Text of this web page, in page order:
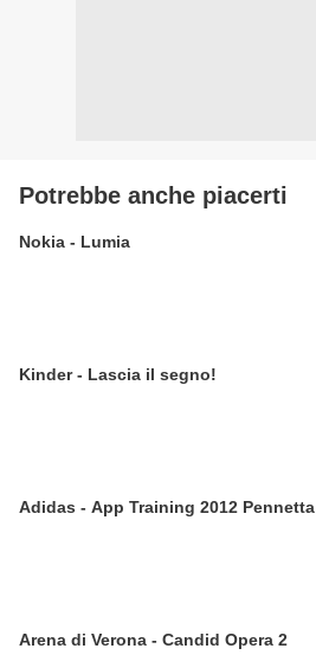
Potrebbe anche piacerti
Nokia - Lumia
Kinder - Lascia il segno!
Adidas - App Training 2012 Pennetta
Arena di Verona - Candid Opera 2